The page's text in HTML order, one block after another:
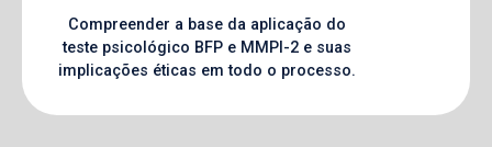
Compreender a base da aplicação do
teste psicológico BFP e MMPI-2 e suas
implicações éticas em todo o processo.